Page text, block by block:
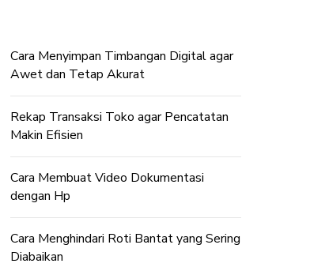
Cara Menyimpan Timbangan Digital agar
Awet dan Tetap Akurat
Rekap Transaksi Toko agar Pencatatan
Makin Efisien
Cara Membuat Video Dokumentasi
dengan Hp
Cara Menghindari Roti Bantat yang Sering
Diabaikan